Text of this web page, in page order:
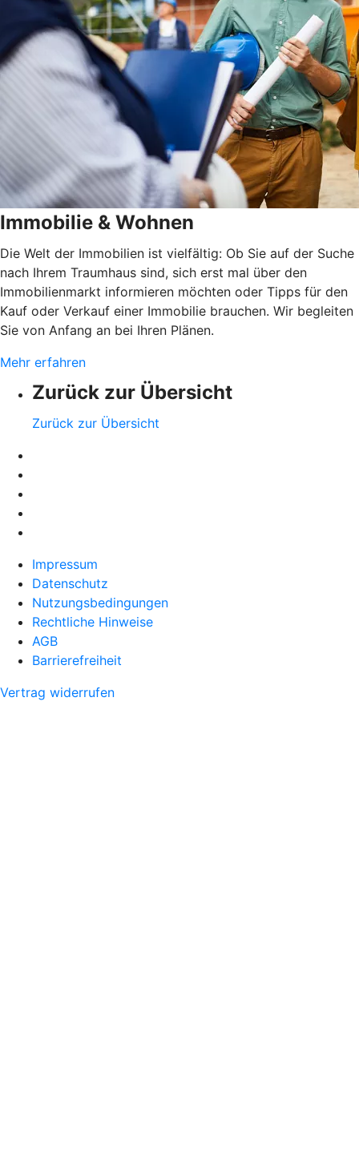
Immobilie & Wohnen
Die Welt der Immobilien ist vielfältig: Ob Sie auf der Suche
nach Ihrem Traumhaus sind, sich erst mal über den
Immobilienmarkt informieren möchten oder Tipps für den
Kauf oder Verkauf einer Immobilie brauchen. Wir begleiten
Sie von Anfang an bei Ihren Plänen.
Mehr erfahren
Zurück zur Übersicht
Zurück zur Übersicht
Impressum
Datenschutz
Nutzungsbedingungen
Rechtliche Hinweise
AGB
Barrierefreiheit
Vertrag widerrufen